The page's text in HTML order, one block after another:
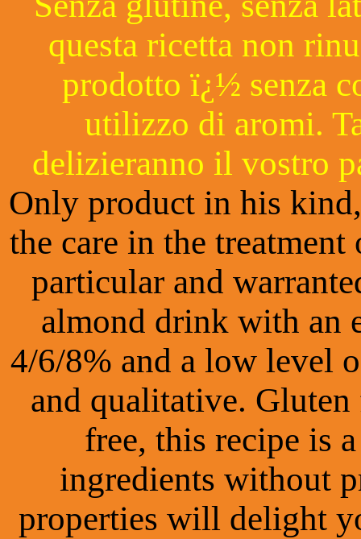
questa ricetta non
prodotto ï¿½ senza
utilizzo di aromi.
delizieranno il vostro
Only product in his
the care in the
particular and
almond drink with an
4/6/8% and a low level
and qualitative. Gluten
free, this recipe is
ingredients without
properties will delight